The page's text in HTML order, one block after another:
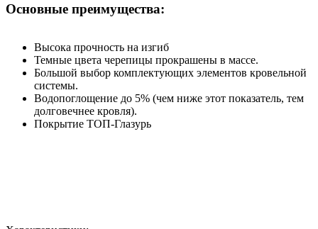
Основные преимущества:
Высока прочность на изгиб
Темные цвета черепицы прокрашены в массе.
Большой выбор комплектующих элементов кровельной
системы.
Водопоглощение до 5% (чем ниже этот показатель, тем
долговечнее кровля).
Покрытие ТОП-Глазурь